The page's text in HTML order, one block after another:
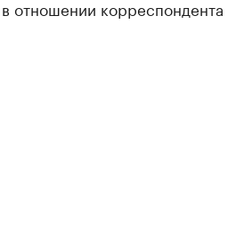
отношении корреспондента